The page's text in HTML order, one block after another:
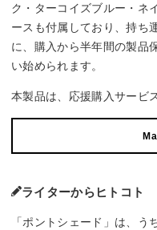
ク・ターコイズブルー・ネ
ースも付属しており、持ち
に、購入から半年間の製品
い始められます。
本製品は、応援購入サービ
ライターからヒトコト
「ポントシェード」は、